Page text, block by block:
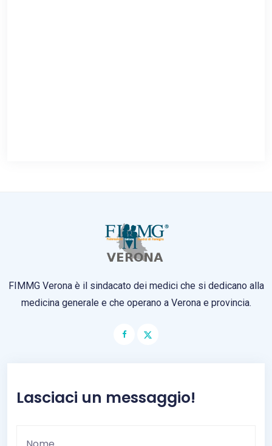
FIMMG Verona è il sindacato dei medici che si dedicano alla
medicina generale e che operano a Verona e provincia.
Lasciaci un messaggio!